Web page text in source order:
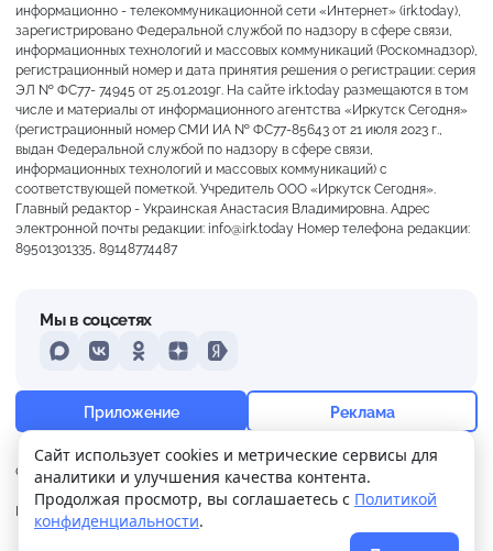
+16° Ощущается как +16
8 м/с 756 мм 99%
информационно - телекоммуникационной сети «Интернет» (irk.today),
зарегистрировано Федеральной службой по надзору в сфере связи,
информационных технологий и массовых коммуникаций (Роскомнадзор),
регистрационный номер и дата принятия решения о регистрации: серия
ЭЛ № ФС77- 74945 от 25.01.2019г. На сайте irk.today размещаются в том
числе и материалы от информационного агентства «Иркутск Сегодня»
(регистрационный номер СМИ ИА № ФС77-85643 от 21 июля 2023 г.,
выдан Федеральной службой по надзору в сфере связи,
информационных технологий и массовых коммуникаций) с
соответствующей пометкой. Учредитель ООО «Иркутск Сегодня».
Главный редактор - Украинская Анастасия Владимировна. Адрес
электронной почты редакции: info@irk.today Номер телефона редакции:
89501301335, 89148774487
О нас Контакты Прислать новость
Реклама
Политика
конфиденциальности
Мы в соцсетях
MAXVKontakteOdnoklassniki
DzenYandex
Приложение Реклама
Сайт использует cookies и метрические сервисы для
аналитики и улучшения качества контента.
Продолжая просмотр, вы соглашаетесь с Политикой
конфиденциальности.